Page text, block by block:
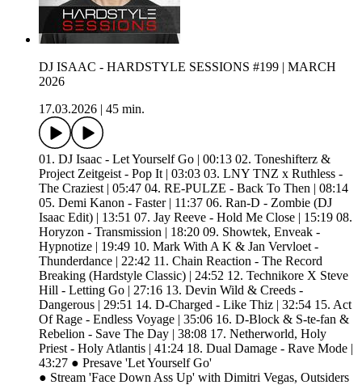
DJ ISAAC - HARDSTYLE SESSIONS #199 | MARCH
2026
17.03.2026
45 min.
01. DJ Isaac - Let Yourself Go | 00:13 02. Toneshifterz &
Project Zeitgeist - Pop It | 03:03 03. LNY TNZ x Ruthless -
The Craziest | 05:47 04. RE-PULZE - Back To Then | 08:14
05. Demi Kanon - Faster | 11:37 06. Ran-D - Zombie (DJ
Isaac Edit) | 13:51 07. Jay Reeve - Hold Me Close | 15:19 08.
Horyzon - Transmission | 18:20 09. Showtek, Enveak -
Hypnotize | 19:49 10. Mark With A K & Jan Vervloet -
Thunderdance | 22:42 11. Chain Reaction - The Record
Breaking (Hardstyle Classic) | 24:52 12. Technikore X Steve
Hill - Letting Go | 27:16 13. Devin Wild & Creeds -
Dangerous | 29:51 14. D-Charged - Like Thiz | 32:54 15. Act
Of Rage - Endless Voyage | 35:06 16. D-Block & S-te-fan &
Rebelion - Save The Day | 38:08 17. Netherworld, Holy
Priest - Holy Atlantis | 41:24 18. Dual Damage - Rave Mode |
43:27 ● Presave 'Let Yourself Go'
● Stream 'Face Down Ass Up' with Dimitri Vegas, Outsiders